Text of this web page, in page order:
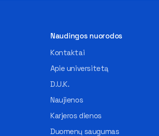
Naudingos nuorodos
Kontaktai
Apie universitetą
D.U.K.
Naujienos
Karjeros dienos
Duomenų saugumas